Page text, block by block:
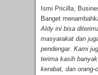
Ismi Pricilla,
Banget
Aldy ini bisa
masyarakat dan
pendengar. Kami
terima kasih
kerabat, dan orang-